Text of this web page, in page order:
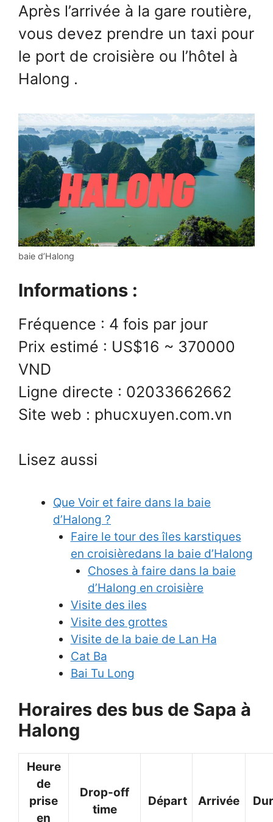
Après l’arrivée à la gare routière,
vous devez prendre un taxi pour
le port de croisière ou l’hôtel à
Halong .
baie d’Halong
Informations :
Fréquence : 4 fois par jour
Prix estimé : US$16 ~ 370000
VND
Ligne directe : 02033662662
Site web : phucxuyen.com.vn
Lisez aussi
Que Voir et faire dans la baie
d’Halong ?
Faire le tour des îles karstiques
en croisièredans la baie d’Halong
Choses à faire dans la baie
d’Halong en croisière
Visite des iles
Visite des grottes
Visite de la baie de Lan Ha
Cat Ba
Bai Tu Long
Horaires des bus de Sapa à
Halong
Heure
de
prise
en
Drop-off
time
Départ Arrivée